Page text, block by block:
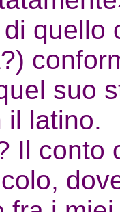
quello
suo
il latino.
Il conto